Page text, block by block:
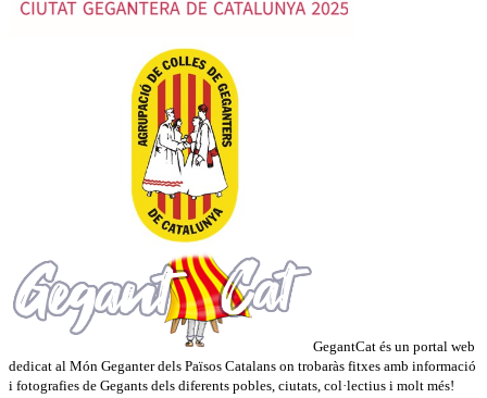
GegantCat és un portal web
dedicat al Món Geganter dels Països Catalans on trobaràs fitxes amb informació
i fotografies de Gegants dels diferents pobles, ciutats, col·lectius i molt més!